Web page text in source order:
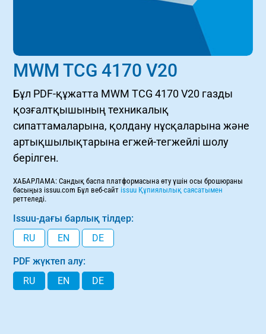
MWM TCG 4170 V20
Бұл PDF-құжатта MWM TCG 4170 V20 газды
қозғалтқышының техникалық
сипаттамаларына, қолдану нұсқаларына және
артықшылықтарына егжей-тегжейлі шолу
берілген.
ХАБАРЛАМА: Сандық баспа платформасына өту үшін осы брошюраны
басыңыз issuu.com Бұл веб-сайт issuu Құпиялылық саясатымен
реттеледі.
Issuu-дағы барлық тілдер:
RU
EN DE
PDF жүктеп алу:
RU
EN DE